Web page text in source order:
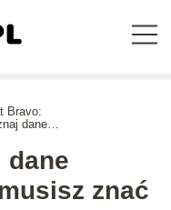
Bravo:
dane
musisz
dane
znać